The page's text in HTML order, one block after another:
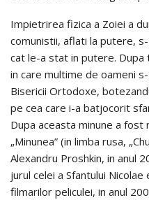
Impietrirea fizica a Zoiei a
comunistii, aflati la putere,
cat le-a stat in putere.
in care multime de oameni
Bisericii Ortodoxe,
pe cea care i-a batjocorit
Dupa aceasta minune a fost
„Minunea” (in limba rusa,
Alexandru Proshkin, in anul
jurul celei a Sfantului
filmarilor peliculei, in anul